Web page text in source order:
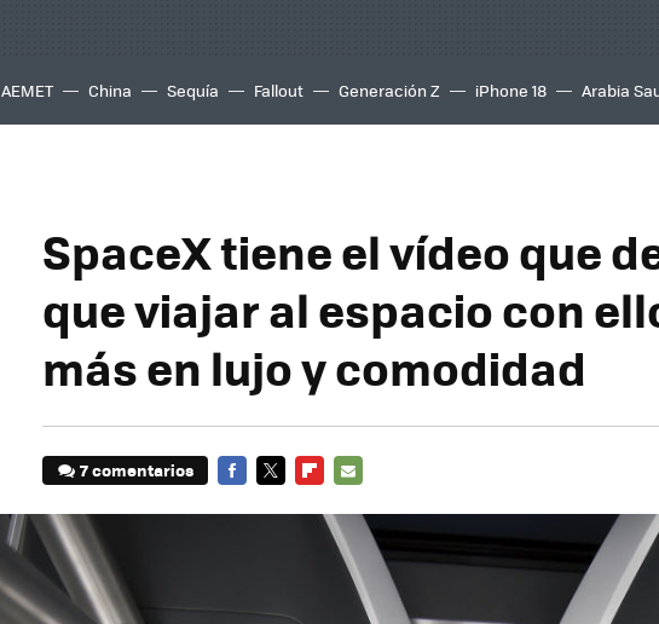
AEMET China Sequía Fallout Generación Z iPhone 18 Arabia
SpaceX tiene el vídeo que
que viajar al espacio con
más en lujo y comodidad
7 comentarios
MAIL